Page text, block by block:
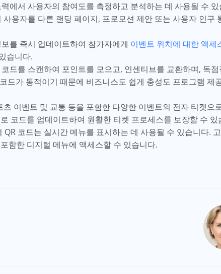
에서 사용자의 참여도를 측정하고 분석하는 데 사용될 수
용자를 다른 랜딩 페이지, 프로모션 제안 또는 사용자 인구
를 즉시 업데이트하여 참가자에게 이벤트 위치에 대한 액세
습니다.
드를 스캔하여 포인트를 모으고, 인센티브를 교환하며, 독
드가 동적이기 때문에 비즈니스도 쉽게 충성도 프로그램 제
츠 이벤트 및 교통 등을 포함한 다양한 이벤트의 전자 티켓으
코드를 업데이트하여 원활한 티켓 프로세스를 보장할 수 있
코드는 실시간 메뉴를 표시하는 데 사용될 수 있습니다.
함한 디지털 메뉴에 액세스할 수 있습니다.